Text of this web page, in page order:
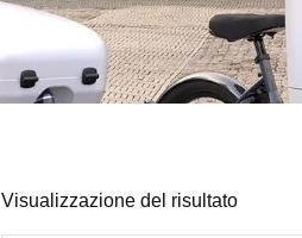
Visualizzazione del risultato